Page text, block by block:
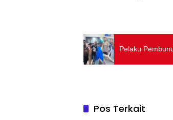
Pelaku
Pos Terkait